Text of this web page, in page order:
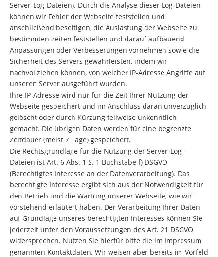
Server-Log-Dateien). Durch die Analyse dieser Log-Dateien
können wir Fehler der Webseite feststellen und
anschließend beseitigen, die Auslastung der Webseite zu
bestimmten Zeiten feststellen und darauf aufbauend
Anpassungen oder Verbesserungen vornehmen sowie die
Sicherheit des Servers gewährleisten, indem wir
nachvollziehen können, von welcher IP-Adresse Angriffe auf
unseren Server ausgeführt wurden.
Ihre IP-Adresse wird nur für die Zeit Ihrer Nutzung der
Webseite gespeichert und im Anschluss daran unverzüglich
gelöscht oder durch Kürzung teilweise unkenntlich
gemacht. Die übrigen Daten werden für eine begrenzte
Zeitdauer (meist 7 Tage) gespeichert.
Die Rechtsgrundlage für die Nutzung der Server-Log-
Dateien ist Art. 6 Abs. 1 S. 1 Buchstabe f) DSGVO
(Berechtigtes Interesse an der Datenverarbeitung). Das
berechtigte Interesse ergibt sich aus der Notwendigkeit für
den Betrieb und die Wartung unserer Webseite, wie wir
vorstehend erläutert haben. Der Verarbeitung Ihrer Daten
auf Grundlage unseres berechtigten Interesses können Sie
jederzeit unter den Voraussetzungen des Art. 21 DSGVO
widersprechen. Nutzen Sie hierfür bitte die im Impressum
genannten Kontaktdaten. Wir weisen aber bereits im Vorfeld